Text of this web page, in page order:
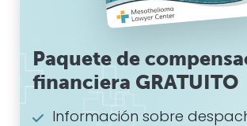
Paquete de
financiera GRATUITO
Información sobre